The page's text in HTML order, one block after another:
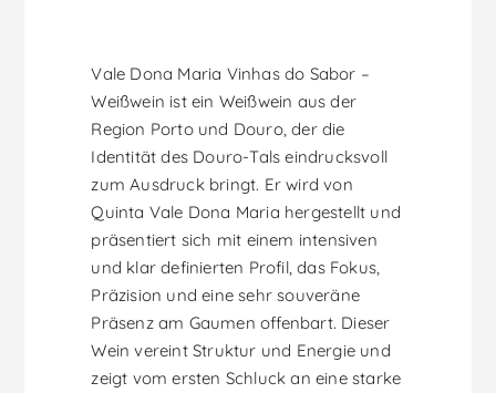
Vale Dona Maria Vinhas do Sabor –
Weißwein ist ein Weißwein aus der
Region Porto und Douro, der die
Identität des Douro-Tals eindrucksvoll
zum Ausdruck bringt. Er wird von
Quinta Vale Dona Maria hergestellt und
präsentiert sich mit einem intensiven
und klar definierten Profil, das Fokus,
Präzision und eine sehr souveräne
Präsenz am Gaumen offenbart. Dieser
Wein vereint Struktur und Energie und
zeigt vom ersten Schluck an eine starke